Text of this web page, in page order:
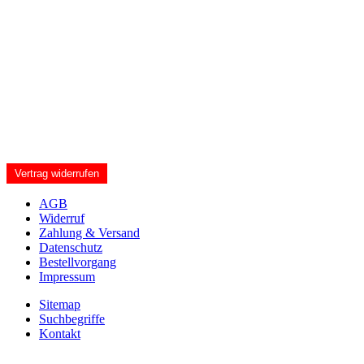
Vertrag widerrufen
AGB
Widerruf
Zahlung & Versand
Datenschutz
Bestellvorgang
Impressum
Sitemap
Suchbegriffe
Kontakt